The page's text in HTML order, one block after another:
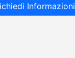
Informazioni